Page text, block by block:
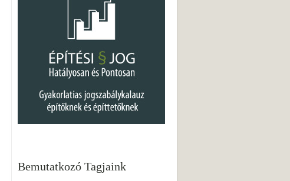
Bemutatkozó Tagjaink